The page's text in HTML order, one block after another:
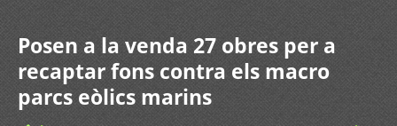
Posen a la venda 27 obres per a
recaptar fons contra els macro
parcs eòlics marins